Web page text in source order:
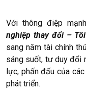
Với thông điệp
nghiệp thay đổi –
sang năm tài chính
sáng suốt, tư duy đổi
lực, phấn đấu của
phát triển.